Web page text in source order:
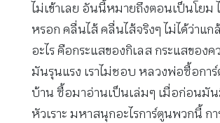
ไม่เข้าเลย อันนี้หมายถึงตอนเป็นโยม
หรอก คลื่นไส้ คลื่นไส้จริงๆ ไม่ได้ว่าแก
อะไร คือกระแสของกิเลส กระแสของ
มันรุนแรง เราไม่ชอบ หลวงพ่อซื้อกา
บ้าน ซื้อมาอ่านเป็นเล่มๆ เมื่อก่อนมัน
หัวเราะ มหาสนุกอะไรการ์ตูนพวกนี้ ก